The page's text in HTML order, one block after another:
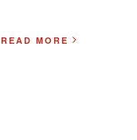
READ MORE